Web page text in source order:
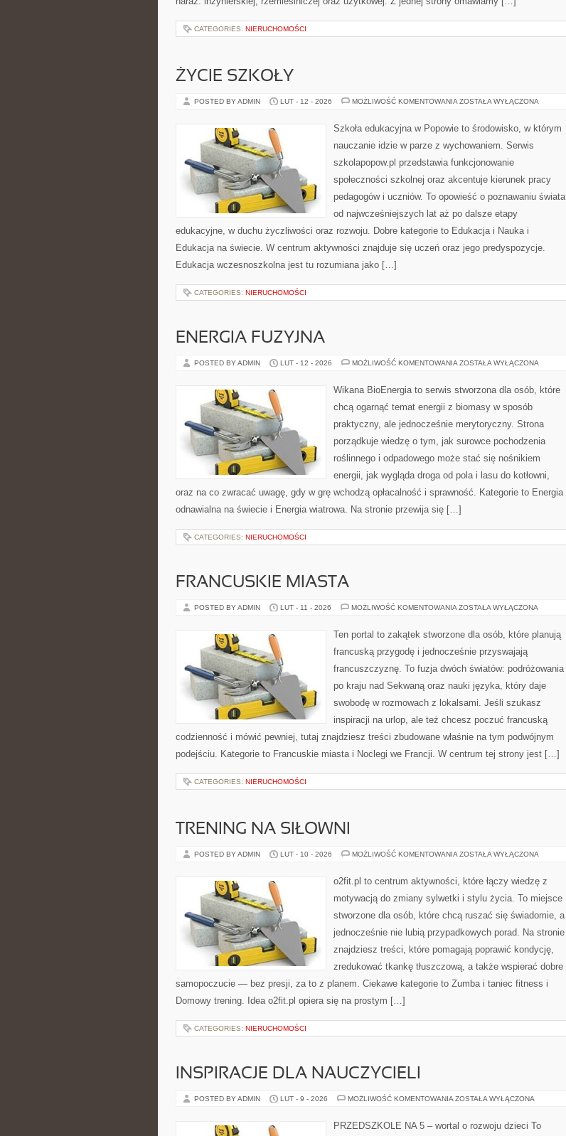
CATEGORIES: NIERUCHOMOŚCI
ŻYCIE SZKOŁY
POSTED BY ADMIN LUT - 12 - 2026 MOŻLIWOŚĆ KOMENTOWANIA ŻYCIE
ZOSTAŁA WYŁĄCZONA
Szkoła edukacyjna w Popowie to środowisko, w którym
nauczanie idzie w parze z wychowaniem. Serwis
szkolapopow.pl przedstawia funkcjonowanie
społeczności szkolnej oraz akcentuje kierunek pracy
pedagogów i uczniów. To opowieść o poznawaniu świata
od najwcześniejszych lat aż po dalsze etapy
edukacyjne, w duchu życzliwości oraz rozwoju. Dobre kategorie to Edukacja i Nauka i
Edukacja na świecie. W centrum aktywności znajduje się uczeń oraz jego predyspozycje.
Edukacja wczesnoszkolna jest tu rozumiana jako […]
CATEGORIES: NIERUCHOMOŚCI
ENERGIA FUZYJNA
POSTED BY ADMIN LUT - 12 - 2026 MOŻLIWOŚĆ KOMENTOWANIA ENERGIA
ZOSTAŁA WYŁĄCZONA
Wikana BioEnergia to serwis stworzona dla osób, które
chcą ogarnąć temat energii z biomasy w sposób
praktyczny, ale jednocześnie merytoryczny. Strona
porządkuje wiedzę o tym, jak surowce pochodzenia
roślinnego i odpadowego może stać się nośnikiem
energii, jak wygląda droga od pola i lasu do kotłowni,
oraz na co zwracać uwagę, gdy w grę wchodzą opłacalność i sprawność. Kategorie to Energia
odnawialna na świecie i Energia wiatrowa. Na stronie przewija się […]
CATEGORIES: NIERUCHOMOŚCI
FRANCUSKIE MIASTA
POSTED BY ADMIN LUT - 11 - 2026 MOŻLIWOŚĆ KOMENTOWANIA FRANCUSKIE
ZOSTAŁA WYŁĄCZONA
Ten portal to zakątek stworzone dla osób, które planują
francuską przygodę i jednocześnie przyswajają
francuszczyznę. To fuzja dwóch światów: podróżowania
po kraju nad Sekwaną oraz nauki języka, który daje
swobodę w rozmowach z lokalsami. Jeśli szukasz
inspiracji na urlop, ale też chcesz poczuć francuską
codzienność i mówić pewniej, tutaj znajdziesz treści zbudowane właśnie na tym podwójnym
podejściu. Kategorie to Francuskie miasta i Noclegi we Francji. W centrum tej strony jest […]
CATEGORIES: NIERUCHOMOŚCI
TRENING NA SIŁOWNI
POSTED BY ADMIN LUT - 10 - 2026 MOŻLIWOŚĆ KOMENTOWANIA TRENING
ZOSTAŁA WYŁĄCZONA
o2fit.pl to centrum aktywności, które łączy wiedzę z
motywacją do zmiany sylwetki i stylu życia. To miejsce
stworzone dla osób, które chcą ruszać się świadomie, a
jednocześnie nie lubią przypadkowych porad. Na stronie
znajdziesz treści, które pomagają poprawić kondycję,
zredukować tkankę tłuszczową, a także wspierać dobre
samopoczucie — bez presji, za to z planem. Ciekawe kategorie to Zumba i taniec fitness i
Domowy trening. Idea o2fit.pl opiera się na prostym […]
CATEGORIES: NIERUCHOMOŚCI
INSPIRACJE DLA NAUCZYCIELI
POSTED BY ADMIN LUT - 9 - 2026 MOŻLIWOŚĆ KOMENTOWANIA INSPIRACJE
ZOSTAŁA WYŁĄCZONA
PRZEDSZKOLE NA 5 – wortal o rozwoju dzieci To